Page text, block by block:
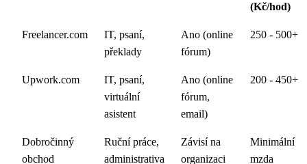
(Kč/hod)
Freelancer.com
IT, psaní,
překlady
Ano (online
fórum)
250 - 500+
Upwork.com
IT, psaní,
virtuální
asistent
Ano (online
fórum,
email)
200 - 450+
Dobročinný
obchod
Ruční práce,
administrativa
Závisí na
organizaci
Minimální
mzda